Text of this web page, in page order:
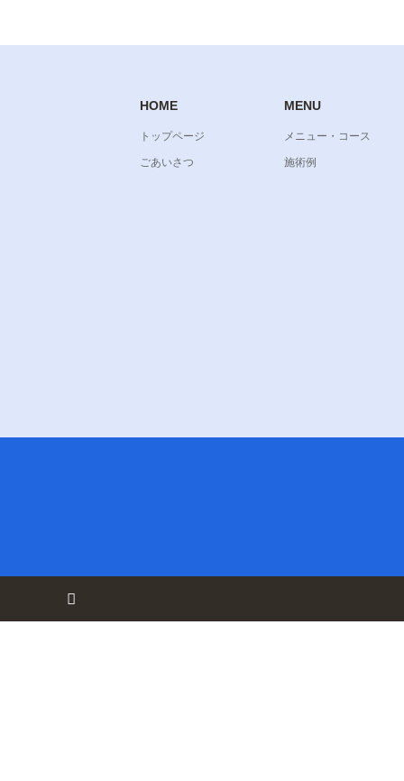
HOME
トップページ
ごあいさつ
MENU
メニュー・コース
施術例